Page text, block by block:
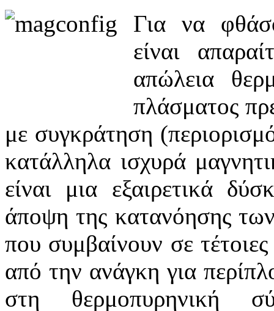
Για να
είναι
απώλεια
πλάσματος
με συγκράτηση
κατάλληλα ισχυρά
είναι μια εξαιρετικά
άποψη της κατανόησης
που συμβαίνουν σε
από την ανάγκη για
στη θερμοπυρηνική